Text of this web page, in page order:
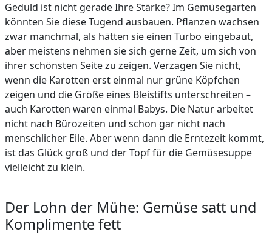
Geduld ist nicht gerade Ihre Stärke? Im Gemüsegarten
könnten Sie diese Tugend ausbauen. Pflanzen wachsen
zwar manchmal, als hätten sie einen Turbo eingebaut,
aber meistens nehmen sie sich gerne Zeit, um sich von
ihrer schönsten Seite zu zeigen. Verzagen Sie nicht,
wenn die Karotten erst einmal nur grüne Köpfchen
zeigen und die Größe eines Bleistifts unterschreiten –
auch Karotten waren einmal Babys. Die Natur arbeitet
nicht nach Bürozeiten und schon gar nicht nach
menschlicher Eile. Aber wenn dann die Erntezeit kommt,
ist das Glück groß und der Topf für die Gemüsesuppe
vielleicht zu klein.
Der Lohn der Mühe: Gemüse satt und
Komplimente fett